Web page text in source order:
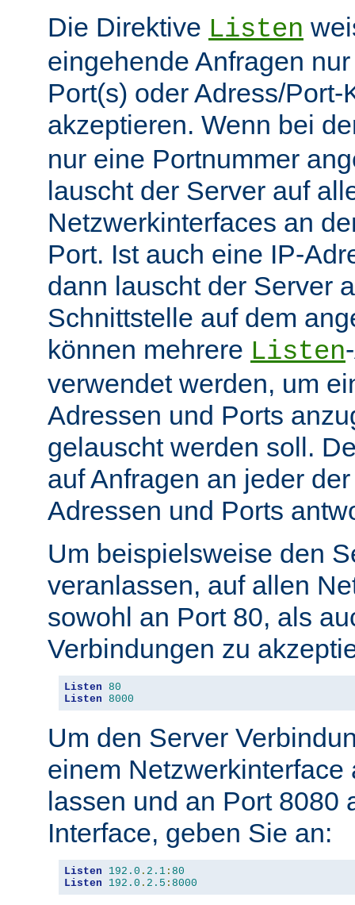
Die Direktive Listen
eingehende Anfragen
Port(s) oder Adress/
akzeptieren. Wenn bei
nur eine Portnummer
lauscht der Server auf
Netzwerkinterfaces an
Port. Ist auch eine IP-
dann lauscht der Server
Schnittstelle auf dem
können mehrere Listen
verwendet werden, um
Adressen und Ports
gelauscht werden soll.
auf Anfragen an jeder
Adressen und Ports
Um beispielsweise den
veranlassen, auf allen
sowohl an Port 80, als
Verbindungen zu
Listen 80
Listen 8000
Um den Server
einem Netzwerkinterface
lassen und an Port 8080
Interface, geben Sie an:
Listen 192.0 . 2.1 : 80
Listen
192.0 . 2.5 : 8000